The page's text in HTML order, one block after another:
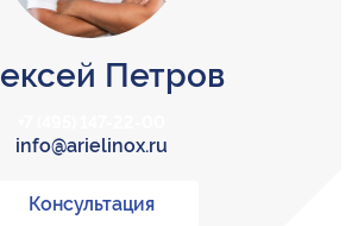
Петров
info@arielinox.ru
Консультация